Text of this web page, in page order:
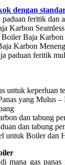
dengan
feritik dan
Karbon
Baja
Karbon
paduan feritik
untuk keperluan
yang Mulus
dan tabung
dan tabung
untuk Boiler dan
mana gas